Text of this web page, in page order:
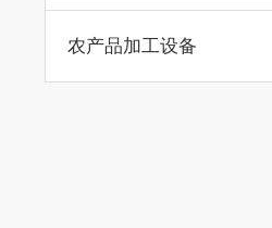
农产品加工设备